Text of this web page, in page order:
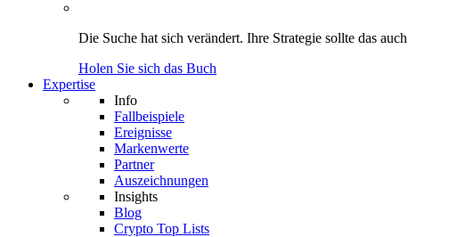
Die Suche hat sich verändert. Ihre Strategie sollte das auch
Holen Sie sich das Buch
Expertise
Info
Fallbeispiele
Ereignisse
Markenwerte
Partner
Auszeichnungen
Insights
Blog
Crypto Top Lists